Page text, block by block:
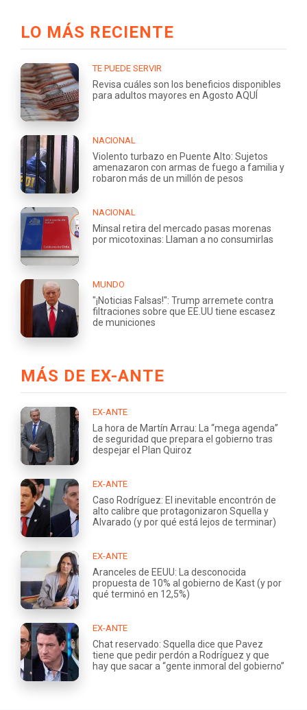
LO MÁS RECIENTE
TE PUEDE SERVIR
Revisa cuáles son los beneficios disponibles
para adultos mayores en Agosto AQUÍ
NACIONAL
Violento turbazo en Puente Alto: Sujetos
amenazaron con armas de fuego a familia y
robaron más de un millón de pesos
NACIONAL
Minsal retira del mercado pasas morenas
por micotoxinas: Llaman a no consumirlas
MUNDO
"¡Noticias Falsas!": Trump arremete contra
filtraciones sobre que EE.UU tiene escasez
de municiones
MÁS DE EX-ANTE
EX-ANTE
La hora de Martín Arrau: La “mega agenda”
de seguridad que prepara el gobierno tras
despejar el Plan Quiroz
EX-ANTE
Caso Rodríguez: El inevitable encontrón de
alto calibre que protagonizaron Squella y
Alvarado (y por qué está lejos de terminar)
EX-ANTE
Aranceles de EEUU: La desconocida
propuesta de 10% al gobierno de Kast (y por
qué terminó en 12,5%)
EX-ANTE
Chat reservado: Squella dice que Pavez
tiene que pedir perdón a Rodríguez y que
hay que sacar a “gente inmoral del gobierno”